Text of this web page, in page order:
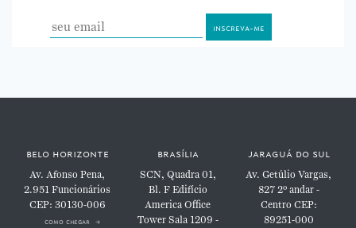
belo horizonte
Av. Afonso Pena,
2.951Funcionários
CEP: 30130-006
como chegar
brasília
SCN, Quadra 01,
Bl. FEdifício
America Office
TowerSala 1209 -
jaraguá do sul
Av. Getúlio Vargas,
8272º andar -
Centro CEP:
89251-000